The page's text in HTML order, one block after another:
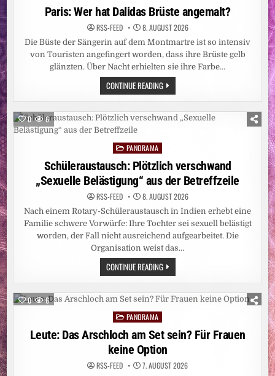
LÄNGST
NICHT
BESIEGT
/
ZAHL
DER
BETROFFENEN
PROVINZEN
AUF
FÜNF
ANGESTIEGEN
–
CARITAS
STELLT
WEITERE
BITTET
UM
SPENDEN
in
Paris: Wer hat Dalidas Brüste angemalt?
RSS-FEED 8. AUGUST 2026
Die Büste der Sängerin auf dem Montmartre ist so intensiv
von Touristen angefingert worden, dass ihre Brüste gelb
glänzten. Über Nacht erhielten sie ihre Farbe…
CONTINUE READINGPARIS:
WER
HAT
DALIDAS
BRÜSTE
ANGEMALT?
0 6
PostedPANORAMA
Schüleraustausch: Plötzlich verschwand
„Sexuelle Belästigung“ aus der Betreffzeile
RSS-FEED 8. AUGUST 2026
Nach einem Rotary-Schüleraustausch in Indien erhebt eine
Familie schwere Vorwürfe: Ihre Tochter sei sexuell belästigt
worden, der Fall nicht ausreichend aufgearbeitet. Die
Organisation weist das…
CONTINUE READINGSCHÜLERAUSTAUSCH:
PLÖTZLICH
VERSCHWAND
„SEXUELLE
BELÄSTIGUNG“
0 6
PostedPANORAMA
Leute: Das Arschloch am Set sein? Für Frauen
keine Option
RSS-FEED 7. AUGUST 2026